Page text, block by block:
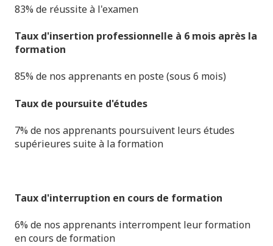
83% de réussite à l'examen
Taux d'insertion professionnelle à 6 mois après la
formation
85% de nos apprenants en poste (sous 6 mois)
Taux de poursuite d'études
7% de nos apprenants poursuivent leurs études
supérieures suite à la formation
Taux d'interruption en cours de formation
6% de nos apprenants interrompent leur formation
en cours de formation